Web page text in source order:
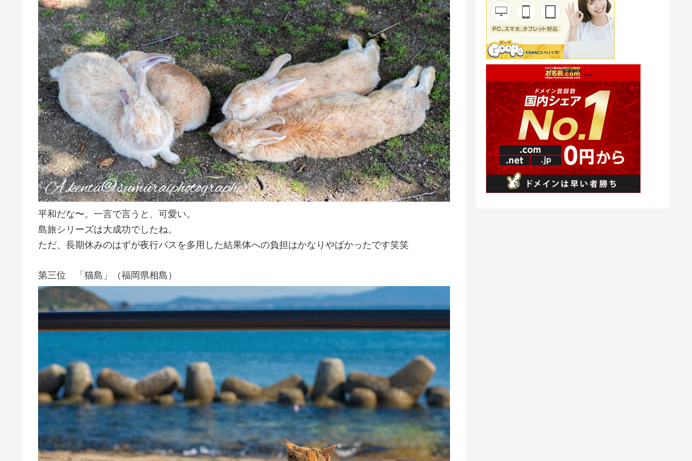
平和だな〜。一言で言うと、可愛い。
島旅シリーズは大成功でしたね。
ただ、長期休みのはずが夜行バスを多用した結果体への負担はかなりやばかったです笑笑
第三位 「猫島」（福岡県相島）